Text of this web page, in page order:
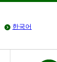
한국어